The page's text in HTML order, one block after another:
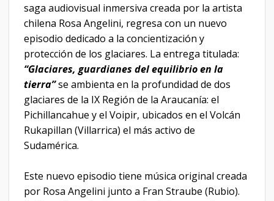
saga audiovisual inmersiva creada por la artista
chilena Rosa Angelini, regresa con un nuevo
episodio dedicado a la concientización y
protección de los glaciares. La entrega titulada:
“Glaciares, guardianes del equilibrio en la
tierra”se ambienta en la profundidad de dos
glaciares de la IX Región de la Araucanía: el
Pichillancahue y el Voipir, ubicados en el Volcán
Rukapillan (Villarrica) el más activo de
Sudamérica.
Este nuevo episodio tiene música original creada
por Rosa Angelini junto a Fran Straube (Rubio).